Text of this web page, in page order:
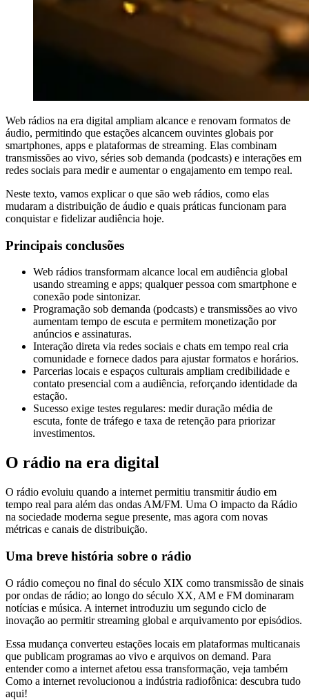
Web rádios na era digital ampliam alcance e renovam formatos de
áudio, permitindo que estações alcancem ouvintes globais por
smartphones, apps e plataformas de streaming. Elas combinam
transmissões ao vivo, séries sob demanda (podcasts) e interações em
redes sociais para medir e aumentar o engajamento em tempo real.
Neste texto, vamos explicar o que são web rádios, como elas
mudaram a distribuição de áudio e quais práticas funcionam para
conquistar e fidelizar audiência hoje.
Principais conclusões
Web rádios transformam alcance local em audiência global
usando streaming e apps; qualquer pessoa com smartphone e
conexão pode sintonizar.
Programação sob demanda (podcasts) e transmissões ao vivo
aumentam tempo de escuta e permitem monetização por
anúncios e assinaturas.
Interação direta via redes sociais e chats em tempo real cria
comunidade e fornece dados para ajustar formatos e horários.
Parcerias locais e espaços culturais ampliam credibilidade e
contato presencial com a audiência, reforçando identidade da
estação.
Sucesso exige testes regulares: medir duração média de
escuta, fonte de tráfego e taxa de retenção para priorizar
investimentos.
O rádio na era digital
O rádio evoluiu quando a internet permitiu transmitir áudio em
tempo real para além das ondas AM/FM. Uma O impacto da Rádio
na sociedade moderna segue presente, mas agora com novas
métricas e canais de distribuição.
Uma breve história sobre o rádio
O rádio começou no final do século XIX como transmissão de sinais
por ondas de rádio; ao longo do século XX, AM e FM dominaram
notícias e música. A internet introduziu um segundo ciclo de
inovação ao permitir streaming global e arquivamento por episódios.
Essa mudança converteu estações locais em plataformas multicanais
que publicam programas ao vivo e arquivos on demand. Para
entender como a internet afetou essa transformação, veja também
Como a internet revolucionou a indústria radiofônica: descubra tudo
aqui!